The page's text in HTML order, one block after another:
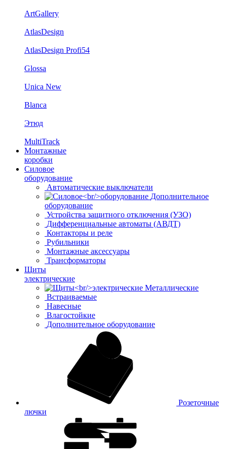
ArtGallery
AtlasDesign
AtlasDesign Profi54
Glossa
Unica New
Blanca
Этюд
MultiTrack
Монтажные
коробки
Силовое
оборудование
Автоматические выключатели
Дополнительное
оборудование
Устройства защитного отключения (УЗО)
Дифференциальные автоматы (АВДТ)
Контакторы и реле
Рубильники
Монтажные аксессуары
Трансформаторы
Щиты
электрические
Металлические
Встраиваемые
Навесные
Влагостойкие
Дополнительное оборудование
Розеточные
лючки